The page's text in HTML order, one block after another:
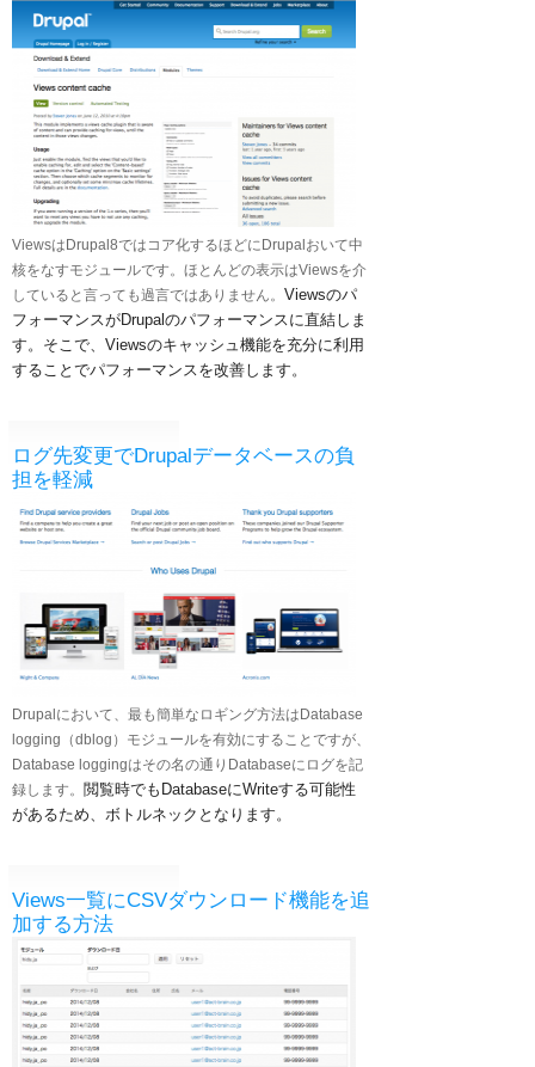
ViewsはDrupal8ではコア化するほどにDrupalおいて中
核をなすモジュールです。ほとんどの表示はViewsを介
していると言っても過言ではありません。Viewsのパ
フォーマンスがDrupalのパフォーマンスに直結しま
す。 そこで、Viewsのキャッシュ機能を充分に利用
することでパフォーマンスを改善します。
ログ先変更でDrupalデータベースの負
担を軽減
Drupalにおいて、最も簡単なロギング方法はDatabase
logging（dblog）モジュールを有効にすることですが、
Database loggingはその名の通りDatabaseにログを記
録します。 閲覧時でもDatabaseにWriteする可能性
があるため、ボトルネックとなります。
Views一覧にCSVダウンロード機能を追
加する方法